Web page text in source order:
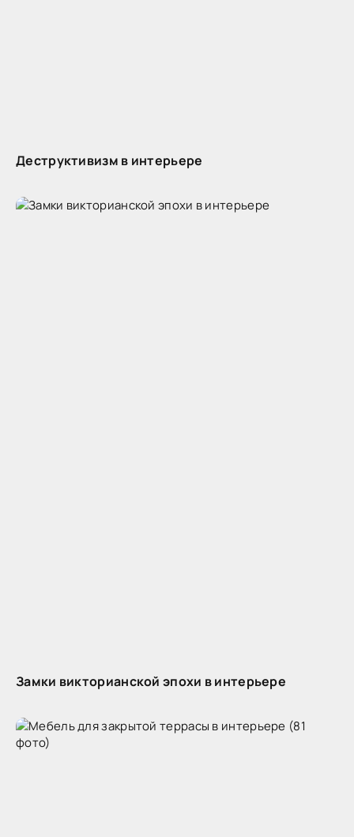
Деструктивизм в интерьере
Замки викторианской эпохи в интерьере